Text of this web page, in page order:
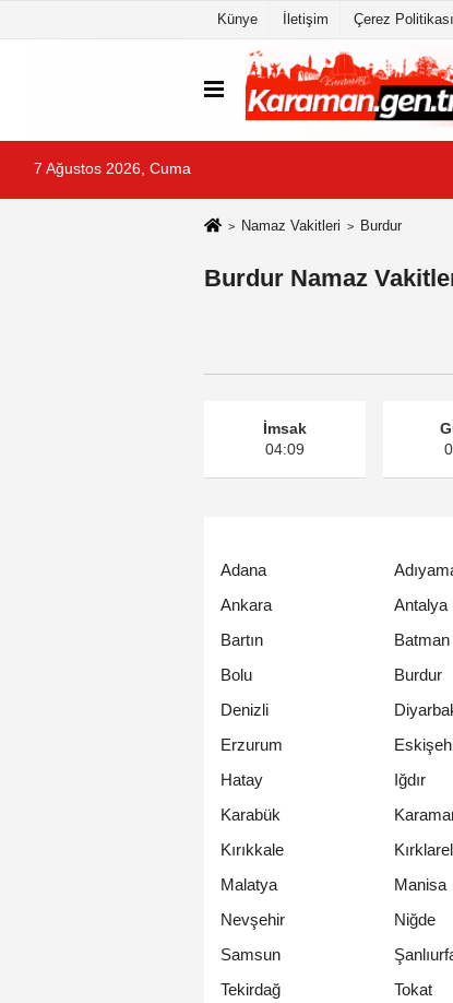
Künye İletişim Çerez Politikası
7 Ağustos 2026, Cuma
Namaz Vakitleri Burdur
Burdur Namaz
İmsak
04:09
Adana
Ankara
Antalya
Bartın
Batman
Bolu
Burdur
Denizli
Erzurum
Hatay
Iğdır
Karabük
Kırıkkale
Malatya
Manisa
Nevşehir
Niğde
Samsun
Tekirdağ
Tokat